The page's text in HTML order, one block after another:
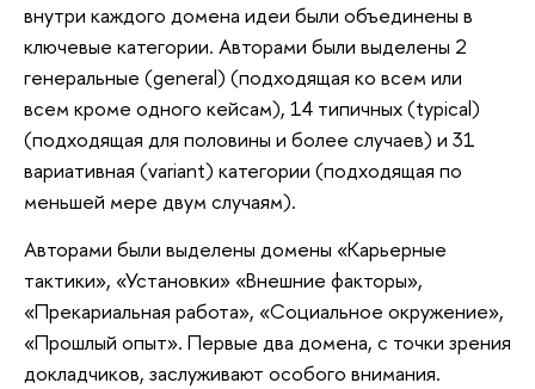
внутри каждого домена идеи были объединены в
ключевые категории. Авторами были выделены 2
генеральные (general) (подходящая ко всем или
всем кроме одного кейсам), 14 типичных (typical)
(подходящая для половины и более случаев) и 31
вариативная (variant) категории (подходящая по
меньшей мере двум случаям).
Авторами были выделены домены «Карьерные
тактики», «Установки» «Внешние факторы»,
«Прекариальная работа», «Социальное окружение»,
«Прошлый опыт». Первые два домена, с точки зрения
докладчиков, заслуживают особого внимания.